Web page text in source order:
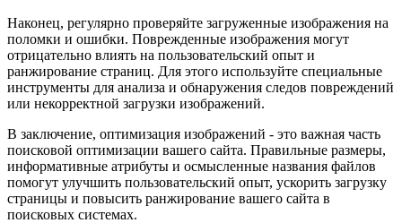
Наконец, регулярно проверяйте загруженные изображения на
поломки и ошибки. Поврежденные изображения могут
отрицательно влиять на пользовательский опыт и
ранжирование страниц. Для этого используйте специальные
инструменты для анализа и обнаружения следов повреждений
или некорректной загрузки изображений.
В заключение, оптимизация изображений - это важная часть
поисковой оптимизации вашего сайта. Правильные размеры,
информативные атрибуты и осмысленные названия файлов
помогут улучшить пользовательский опыт, ускорить загрузку
страницы и повысить ранжирование вашего сайта в
поисковых системах.